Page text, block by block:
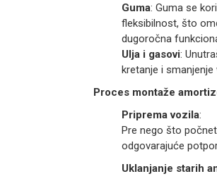
Guma: Guma se
fleksibilnost, što
dugoročna
Ulja i gasovi:
kretanje i
Proces montaže
Priprema vozila:
Pre nego što
odgovarajuće
Uklanjanje starih